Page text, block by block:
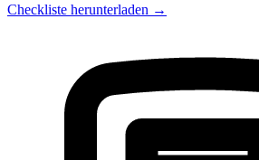
Checkliste herunterladen →